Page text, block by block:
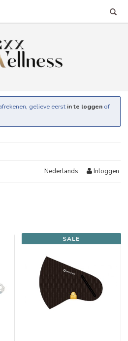
gelieve eerst in te loggen of
Nederlands Inloggen
SALE